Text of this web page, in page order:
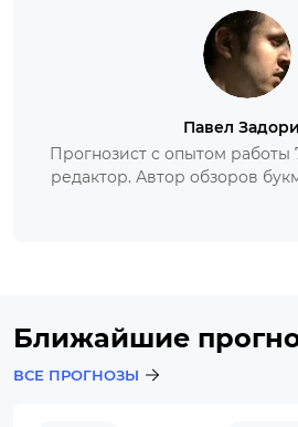
Павел
Прогнозист с опытом работы
редактор. Автор обзоров
Ближайшие
ВСЕ ПРОГНОЗЫ